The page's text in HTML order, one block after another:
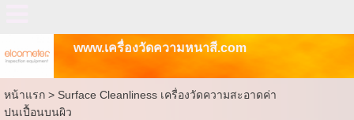
www.เครื่องวัดความหนาสี.com
หน้าแรก> Surface Cleanliness เครื่องวัดความสะอาดค่า
ปนเปื้อนบนผิว